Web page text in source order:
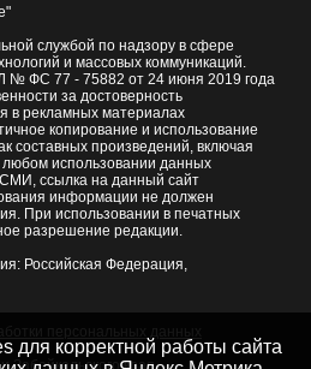
службой по надзору в сфере
и массовых коммуникаций.
№ ФС 77 - 75882 от 24 июня 2019 года
за достоверность
в рекламных материалах
копирование и использование
составных произведений, включая
использовании данных
ссылка на данный сайт
информации не должен
При использовании в печатных
разрешение редакции.
Российская Федерация,
Забайкальского края
для корректной работы сайта